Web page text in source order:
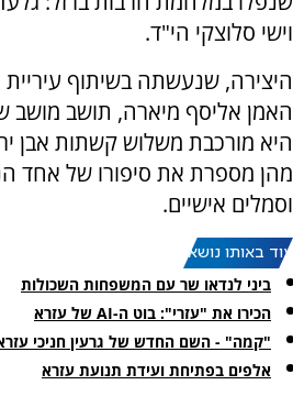
וישי סלוצקי הי"ד.
היצירה, שנעשתה בשיתוף עיריית
האמן אליסף מיארה, תושב מושב
היא מורכבת משלוש קשתות אבן
מהן מספרת את סיפורו של אחד
וסמלים אישיים.
עוד באותו נושא:
ביני לנדאו שר עם המשפחות השכולות
הכירו את "עזרי": בוט ה-AI של עזרא
"קמה" - השם החדש של גרעין חניכי
אלפים בפתיחת ועידת תנועת עזרא